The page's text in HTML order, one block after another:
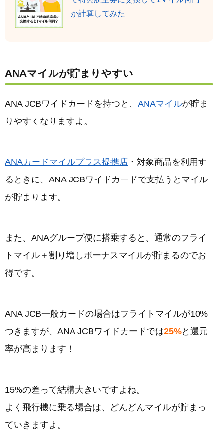
か計算してみた
ANAマイルが貯まりやすい
ANA JCBワイドカードを持つと、 ANAマイルが貯ま
りやすくなりますよ。
ANAカードマイルプラス提携店 ・対象商品を利用す
るときに、ANA JCBワイドカードで支払うとマイル
が貯まります。
また、ANAグループ便に搭乗すると、通常のフライ
トマイル＋割り増しボーナスマイルが貯まるのでお
得です。
ANA JCB一般カードの場合はフライトマイルが10%
つきますが、ANA JCBワイドカードでは25%と還元
率が高まります！
15%の差って結構大きいですよね。
よく飛行機に乗る場合は、どんどんマイルが貯まっ
ていきますよ。